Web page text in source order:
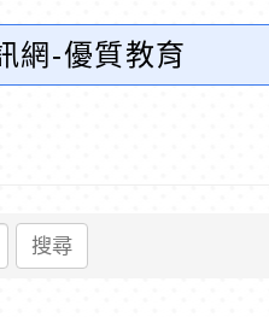
網-優質教育
搜尋